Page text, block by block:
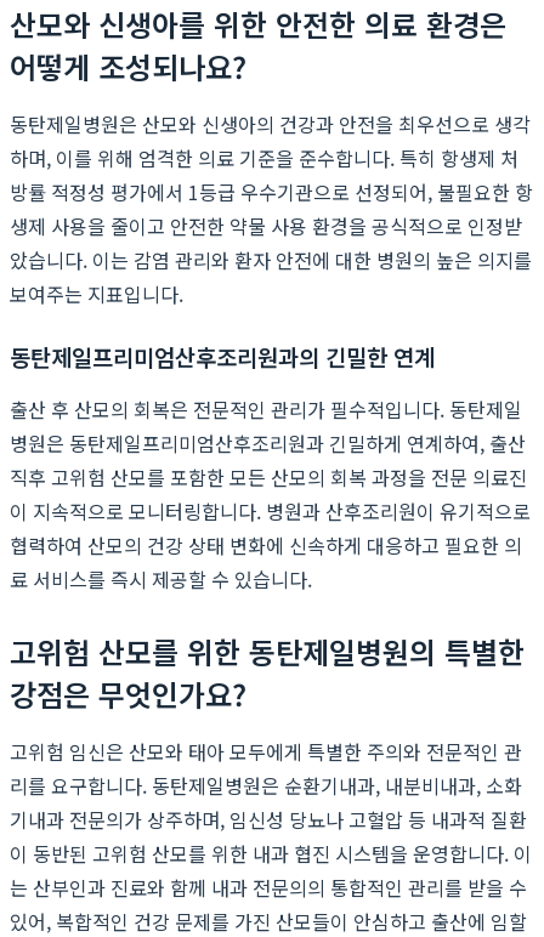
산모와 신생아를 위한 안전한 의료 환경은
어떻게 조성되나요?
동탄제일병원은 산모와 신생아의 건강과 안전을 최우선으로 생각
하며, 이를 위해 엄격한 의료 기준을 준수합니다. 특히 항생제 처
방률 적정성 평가에서 1등급 우수기관으로 선정되어, 불필요한 항
생제 사용을 줄이고 안전한 약물 사용 환경을 공식적으로 인정받
았습니다. 이는 감염 관리와 환자 안전에 대한 병원의 높은 의지를
보여주는 지표입니다.
동탄제일프리미엄산후조리원과의 긴밀한 연계
출산 후 산모의 회복은 전문적인 관리가 필수적입니다. 동탄제일
병원은 동탄제일프리미엄산후조리원과 긴밀하게 연계하여, 출산
직후 고위험 산모를 포함한 모든 산모의 회복 과정을 전문 의료진
이 지속적으로 모니터링합니다. 병원과 산후조리원이 유기적으로
협력하여 산모의 건강 상태 변화에 신속하게 대응하고 필요한 의
료 서비스를 즉시 제공할 수 있습니다.
고위험 산모를 위한 동탄제일병원의 특별한
강점은 무엇인가요?
고위험 임신은 산모와 태아 모두에게 특별한 주의와 전문적인 관
리를 요구합니다. 동탄제일병원은 순환기내과, 내분비내과, 소화
기내과 전문의가 상주하며, 임신성 당뇨나 고혈압 등 내과적 질환
이 동반된 고위험 산모를 위한 내과 협진 시스템을 운영합니다. 이
는 산부인과 진료와 함께 내과 전문의의 통합적인 관리를 받을 수
있어, 복합적인 건강 문제를 가진 산모들이 안심하고 출산에 임할